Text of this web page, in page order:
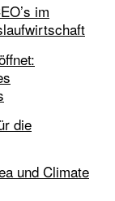
im
die
und Climate